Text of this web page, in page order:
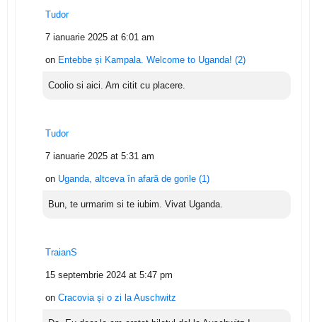
Tudor
7 ianuarie 2025 at 6:01 am
on Entebbe și Kampala. Welcome to Uganda! (2)
Coolio si aici. Am citit cu placere.
Tudor
7 ianuarie 2025 at 5:31 am
on Uganda, altceva în afară de gorile (1)
Bun, te urmarim si te iubim. Vivat Uganda.
TraianS
15 septembrie 2024 at 5:47 pm
on Cracovia și o zi la Auschwitz